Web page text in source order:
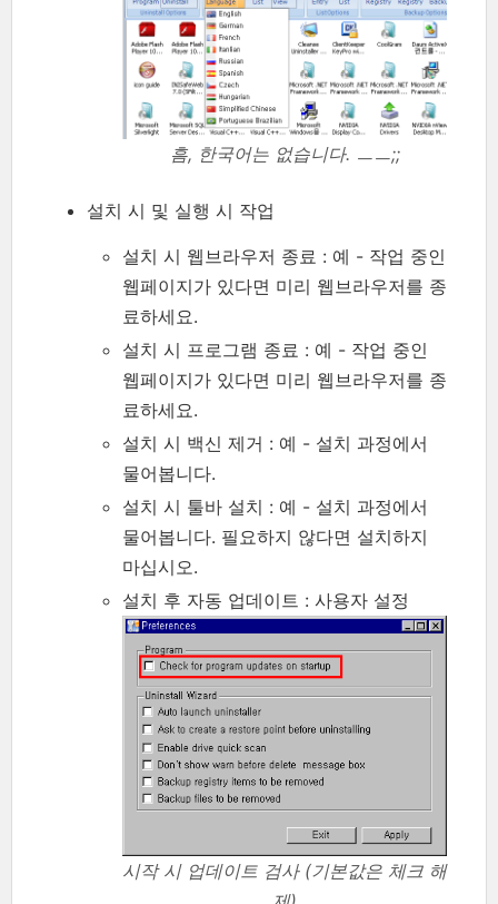
흠, 한국어는 없습니다. ㅡㅡ;;
설치 시 및 실행 시 작업
설치 시 웹브라우저 종료 : 예 - 작업 중인
웹페이지가 있다면 미리 웹브라우저를 종
료하세요.
설치 시 프로그램 종료 : 예 - 작업 중인
웹페이지가 있다면 미리 웹브라우저를 종
료하세요.
설치 시 백신 제거 : 예 - 설치 과정에서
물어봅니다.
설치 시 툴바 설치 : 예 - 설치 과정에서
물어봅니다. 필요하지 않다면 설치하지
마십시오.
설치 후 자동 업데이트 : 사용자 설정
시작 시 업데이트 검사 (기본값은 체크 해